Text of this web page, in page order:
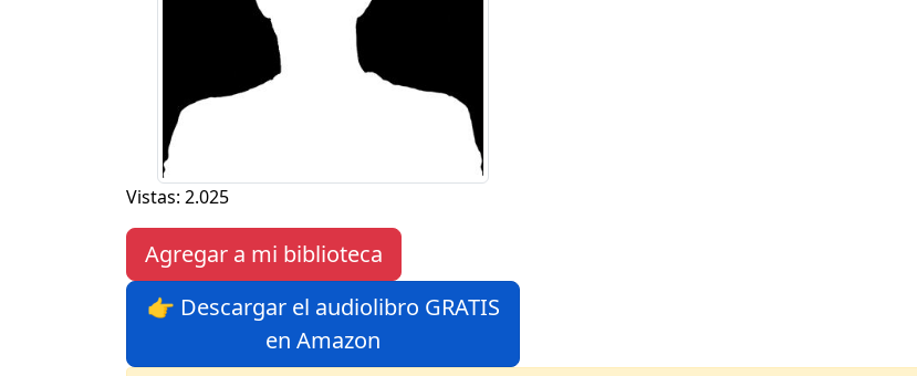
Vistas: 2.025
Agregar a mi biblioteca
👉 Descargar el audiolibro GRATIS
en Amazon